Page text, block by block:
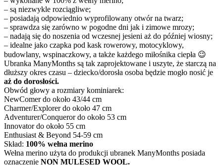
– są niezwykle rozciągliwe;
– posiadają odpowiednio wyprofilowany otwór na twarz;
– sprawdza się zarówno w pogodne dni jak i zimowe mrozy;
– nadają się do noszenia od wczesnej jesieni aż do później wiosny;
– idealne jako czapka pod kask rowerowy, motocyklowy,
budowlany, wspinaczkowy, a także każdego miłośnika ciepła 😉
Ubranka ManyMonths są tak zaprojektowane i uszyte, że starczą na
dłuższy okres czasu – dziecko/dorosła osoba będzie mogło nosić je
aż do dorosłości.
Obwód głowy a rozmiary kominiarek:
NewComer do około 43/44 cm
Charmer/Explorer do około 47 cm
Adventurer/Conquerordo około 53 cm
Innovatordo około 55 cm
Enthusiast & Beyond 54-59 cm
Skład: 100% wełna merino
Wełna merino użyta do produkcji ubranek ManyMonths posiada
oznaczenie NON MULESED WOOL.